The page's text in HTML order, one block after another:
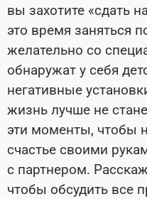
вы захотите «сдать
это время заняться
желательно со
обнаружат у себя
негативные
жизнь лучше не
эти моменты, чтобы
счастье своими
с партнером.
чтобы обсудить все